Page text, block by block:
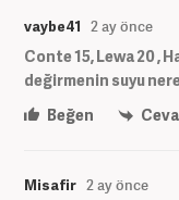
vaybe41 2 ay önce
Conte 15, Lewa 20 ,
değirmenin suyu
Beğen
Misafir 2 ay önce